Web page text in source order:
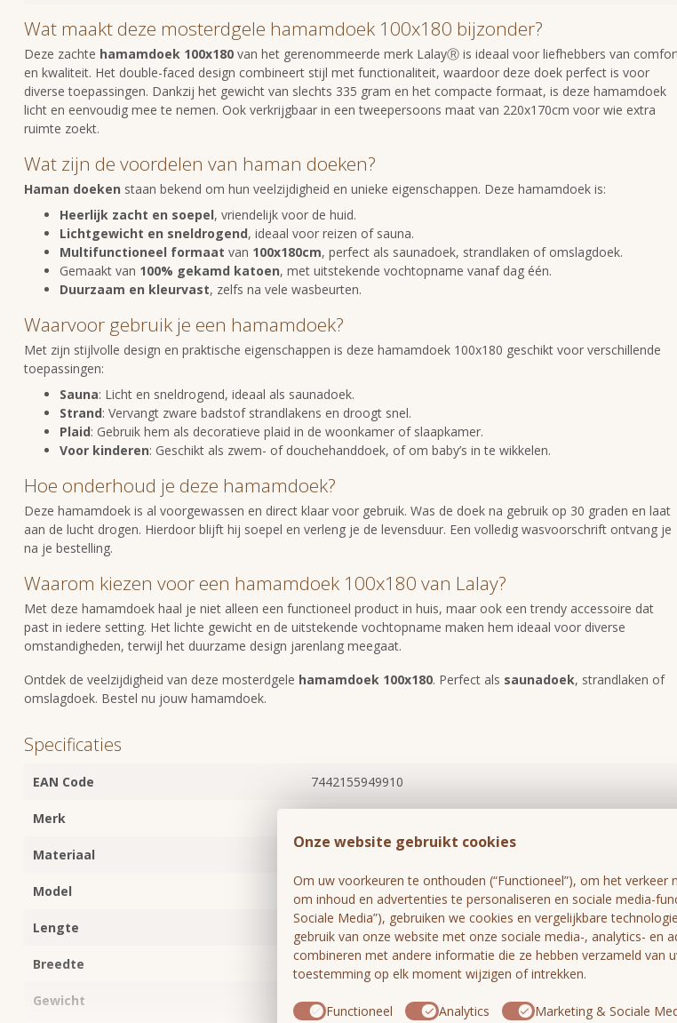
Wat maakt deze mosterdgele hamamdoek 100x180 bijzonder?
Deze zachte hamamdoek 100x180 van het gerenommeerde merk LalayⓇ is ideaal voor liefhebbers van
en kwaliteit. Het double-faced design combineert stijl met functionaliteit, waardoor deze doek perfect is voor
diverse toepassingen. Dankzij het gewicht van slechts 335 gram en het compacte formaat, is deze hamamdoek
licht en eenvoudig mee te nemen. Ook verkrijgbaar in een tweepersoons maat van 220x170cm voor wie extra
ruimte zoekt.
Wat zijn de voordelen van haman doeken?
Haman doeken staan bekend om hun veelzijdigheid en unieke eigenschappen. Deze hamamdoek is:
Heerlijk zacht en soepel, vriendelijk voor de huid.
Lichtgewicht en sneldrogend, ideaal voor reizen of sauna.
Multifunctioneel formaat van 100x180cm, perfect als saunadoek, strandlaken of omslagdoek.
Gemaakt van 100% gekamd katoen, met uitstekende vochtopname vanaf dag één.
Duurzaam en kleurvast, zelfs na vele wasbeurten.
Waarvoor gebruik je een hamamdoek?
Met zijn stijlvolle design en praktische eigenschappen is deze hamamdoek 100x180 geschikt voor verschillende
toepassingen:
Sauna: Licht en sneldrogend, ideaal als saunadoek.
Strand: Vervangt zware badstof strandlakens en droogt snel.
Plaid: Gebruik hem als decoratieve plaid in de woonkamer of slaapkamer.
Voor kinderen: Geschikt als zwem- of douchehanddoek, of om baby’s in te wikkelen.
Hoe onderhoud je deze hamamdoek?
Deze hamamdoek is al voorgewassen en direct klaar voor gebruik. Was de doek na gebruik op 30 graden en laat
aan de lucht drogen. Hierdoor blijft hij soepel en verleng je de levensduur. Een volledig wasvoorschrift ontvang je
na je bestelling.
Waarom kiezen voor een hamamdoek 100x180 van Lalay?
Met deze hamamdoek haal je niet alleen een functioneel product in huis, maar ook een trendy accessoire dat
past in iedere setting. Het lichte gewicht en de uitstekende vochtopname maken hem ideaal voor diverse
omstandigheden, terwijl het duurzame design jarenlang meegaat.
Ontdek de veelzijdigheid van deze mosterdgele hamamdoek 100x180. Perfect als saunadoek, strandlaken of
omslagdoek. Bestel nu jouw hamamdoek.
Specificaties
EAN Code 7442155949910
Merk
Materiaal 100% gekamd katoen
Model Medium
Lengte 180cm
Breedte 100cm
Gewicht 350 gram
Onze website gebruikt cookies
Om uw voorkeuren te onthouden (“Functioneel”), om het verkeer
om inhoud en advertenties te personaliseren en sociale media-
Sociale Media”), gebruiken we cookies en vergelijkbare
gebruik van onze website met onze sociale media-, analytics- en
combineren met andere informatie die ze hebben verzameld van
toestemming op elk moment wijzigen of intrekken.
Functioneel Analytics Marketing & Sociale